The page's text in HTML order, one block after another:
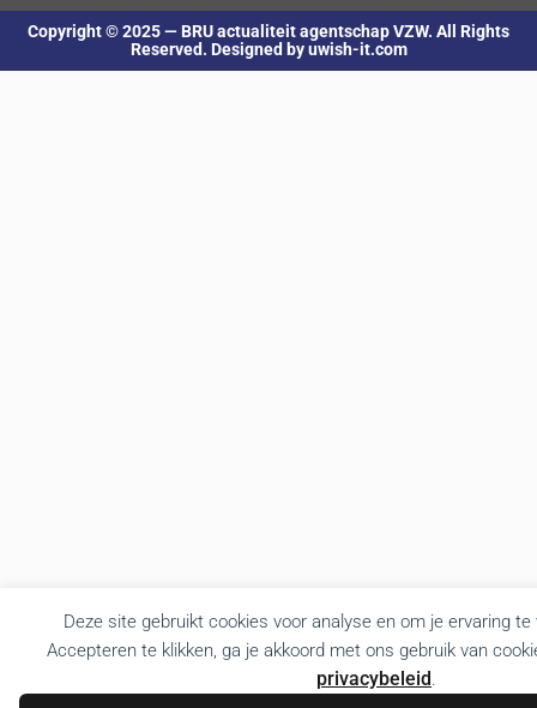
Deze site gebruikt cookies voor analyse en om je ervaring
Accepteren te klikken, ga je akkoord met ons gebruik van
privacybeleid.
Copyright © 2025 — BRU actualiteit agentschap VZW. All Rights
Reserved. Designed by uwish-it.com